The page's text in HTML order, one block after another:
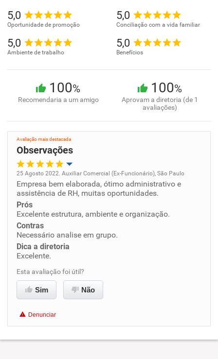
5,0
Oportunidade de promoção
5,0
Conciliação com a vida familiar
5,0
Ambiente de trabalho
5,0
Benefícios
100%
Recomendaria a um amigo
100%
Aprovam a diretoria (de 1
avaliações)
Avaliação mais destacada
Observações
Oportunidade de promoção
Ambiente de trabalho
Conciliação com a vida familiar
Benefícios
Recomenda esta empresa
Recomenda a diretoria
25 Agosto 2022. Auxiliar Comercial (Ex-Funcionário), São Paulo
Empresa bem elaborada, ótimo administrativo e
assistência de RH, muitas oportunidades.
Prós
Excelente estrutura, ambiente e organização.
Contras
Necessário analise em grupo.
Dica a diretoria
Excelente.
Esta avaliação foi útil?
Sim Não
Denunciar